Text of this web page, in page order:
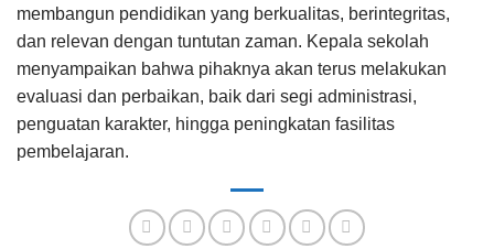
membangun pendidikan yang berkualitas, berintegritas,
dan relevan dengan tuntutan zaman. Kepala sekolah
menyampaikan bahwa pihaknya akan terus melakukan
evaluasi dan perbaikan, baik dari segi administrasi,
penguatan karakter, hingga peningkatan fasilitas
pembelajaran.